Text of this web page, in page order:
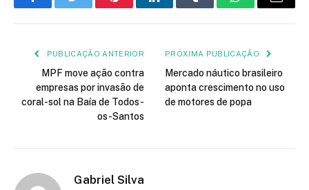
FacebookTwitter PinterestLinkedInTumblr WhatsApp
E-
PUBLICAÇÃO ANTERIOR
MPF move ação contra
empresas por invasão de
coral-sol na Baía de Todos-
os-Santos
PRÓXIMA PUBLICAÇÃO
Mercado náutico brasileiro
aponta crescimento no uso
de motores de popa
Gabriel Silva